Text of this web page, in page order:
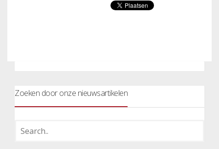
Zoeken door onze nieuwsartikelen